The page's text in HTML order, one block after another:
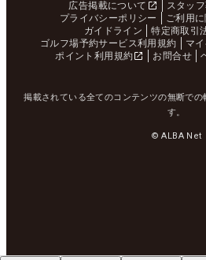
広告掲載について スタッ
プライバシーポリシー
ご利用
ガイドライン
特定商取引
ゴルフ場予約サービス利用規約
マ
ポイント利用規約
お問合せ
掲載されている全てのコンテンツの無断で
す。
© ALBA Net